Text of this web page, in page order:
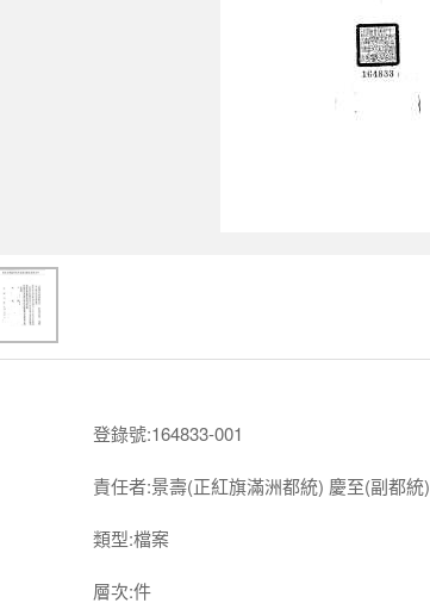
登錄號:164833-001
責任者:景壽(正紅旗滿洲都統) 慶至(副都統)
類型:檔案
層次:件